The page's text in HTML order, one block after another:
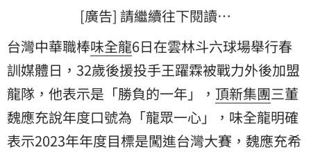
[廣告] 請繼續往下閱讀…
台灣中華職棒味全龍6日在雲林斗六球場舉行春
訓媒體日，32歲後援投手王躍霖被戰力外後加盟
龍隊，他表示是「勝負的一年」， 頂新集團三董
魏應充說年度口號為「龍眾一心」，味全龍明確
表示2023年年度目標是闖進台灣大賽，魏應充希